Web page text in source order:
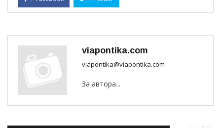
viapontika.com
viapontika@viapontika.com
За автора...